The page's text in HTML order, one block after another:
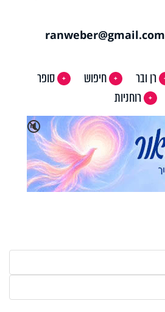
@gmail.com
רן ובר חיפוש
סופר
רוחניות
🔇